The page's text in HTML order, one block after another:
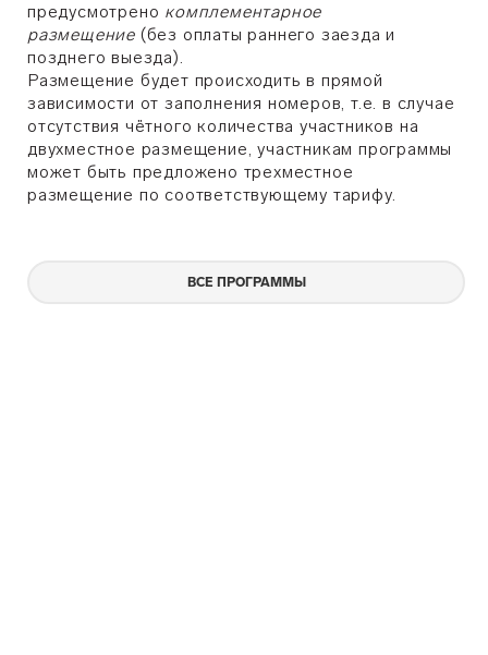
предусмотрено комплементарное
размещение (без оплаты раннего заезда и
позднего выезда).
Размещение будет происходить в прямой
зависимости от заполнения номеров, т.е. в случае
отсутствия чётного количества участников на
двухместное размещение, участникам программы
может быть предложено трехместное
размещение по соответствующему тарифу.
ВСЕ ПРОГРАММЫ